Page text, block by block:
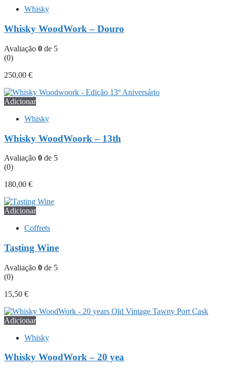
Whisky
Whisky WoodWork – Douro
Avaliação 0 de 5
(0)
250,00 €
Adicionar
Whisky
Whisky WoodWoork – 13th
Avaliação 0 de 5
(0)
180,00 €
Adicionar
Coffrets
Tasting Wine
Avaliação 0 de 5
(0)
15,50 €
Adicionar
Whisky
Whisky WoodWork – 20 yea